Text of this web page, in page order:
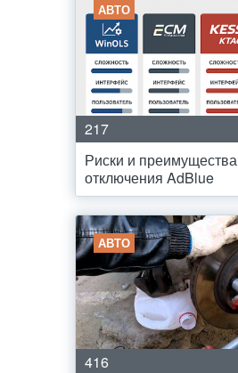
АВТО
217
Риски и преимущества
отключения AdBlue
АВТО
416